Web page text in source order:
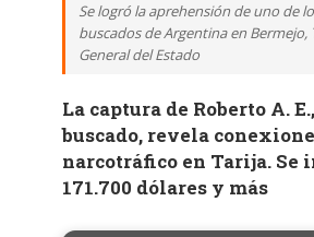
Se logró la aprehensión de uno de
buscados de Argentina en Bermejo,
General del Estado
La captura de Roberto A.
buscado, revela
narcotráfico en Tarija. Se
171.700 dólares y más